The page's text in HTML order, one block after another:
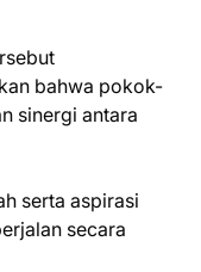
bahwa pokok-
sinergi antara
serta aspirasi
secara